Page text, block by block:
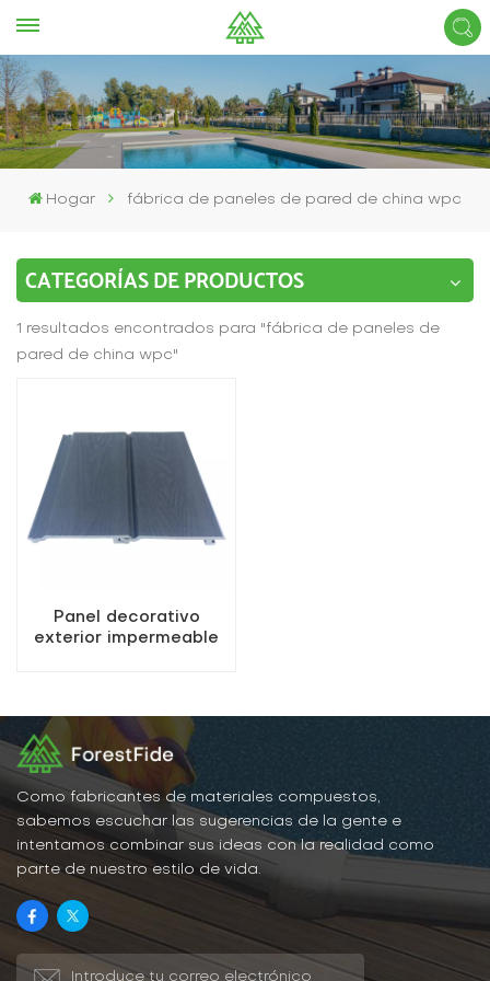
Hogar fábrica de paneles de pared de china wpc
CATEGORÍAS DE PRODUCTOS
1 resultados encontrados para "fábrica de paneles de
pared de china wpc"
Panel decorativo
exterior impermeable
Como fabricantes de materiales compuestos,
sabemos escuchar las sugerencias de la gente e
intentamos combinar sus ideas con la realidad como
parte de nuestro estilo de vida.